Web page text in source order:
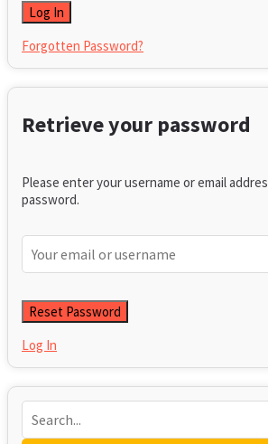
Forgotten Password?
Retrieve your password
Please enter your username or email
password.
Log In